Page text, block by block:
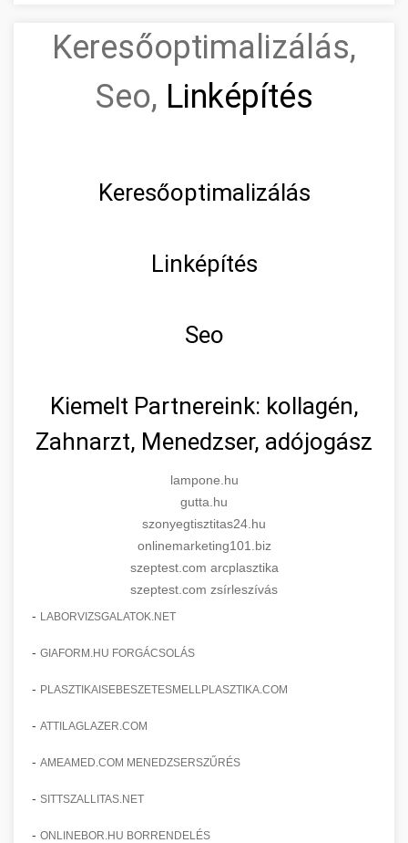
Keresőoptimalizálás,
Seo, Linképítés
Keresőoptimalizálás
Linképítés
Seo
Kiemelt Partnereink: kollagén,
Zahnarzt, Menedzser, adójogász
lampone.hu
gutta.hu
szonyegtisztitas24.hu
onlinemarketing101.biz
szeptest.com arcplasztika
szeptest.com zsírleszívás
- LABORVIZSGALATOK.NET
- GIAFORM.HU FORGÁCSOLÁS
- PLASZTIKAISEBESZETESMELLPLASZTIKA.COM
- ATTILAGLAZER.COM
- AMEAMED.COM MENEDZSERSZŰRÉS
- SITTSZALLITAS.NET
- ONLINEBOR.HU BORRENDELÉS